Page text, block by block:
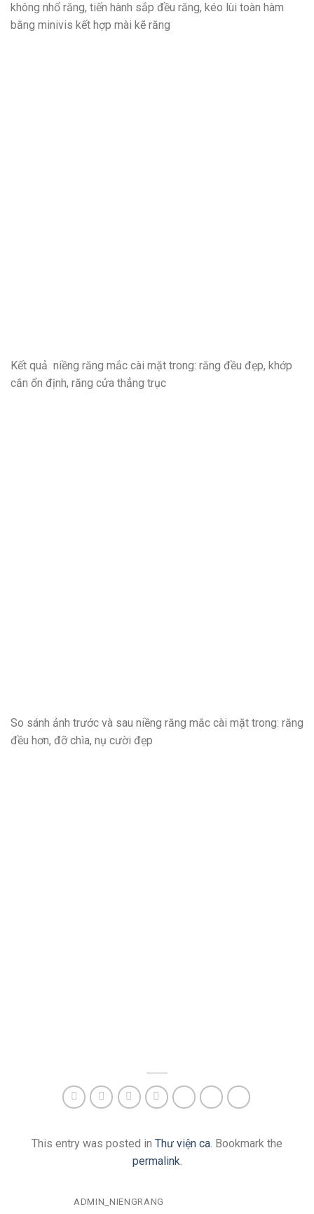
không nhổ răng, tiến hành sắp đều răng, kéo lùi toàn hàm
bằng minivis kết hợp mài kẽ răng
Kết quả niềng răng mắc cài mặt trong: răng đều đẹp, khớp
cắn ổn định, răng cửa thẳng trục
So sánh ảnh trước và sau niềng răng mắc cài mặt trong: răng
đều hơn, đỡ chìa, nụ cười đẹp
This entry was posted in Thư viện ca. Bookmark the
permalink.
ADMIN_NIENGRANG